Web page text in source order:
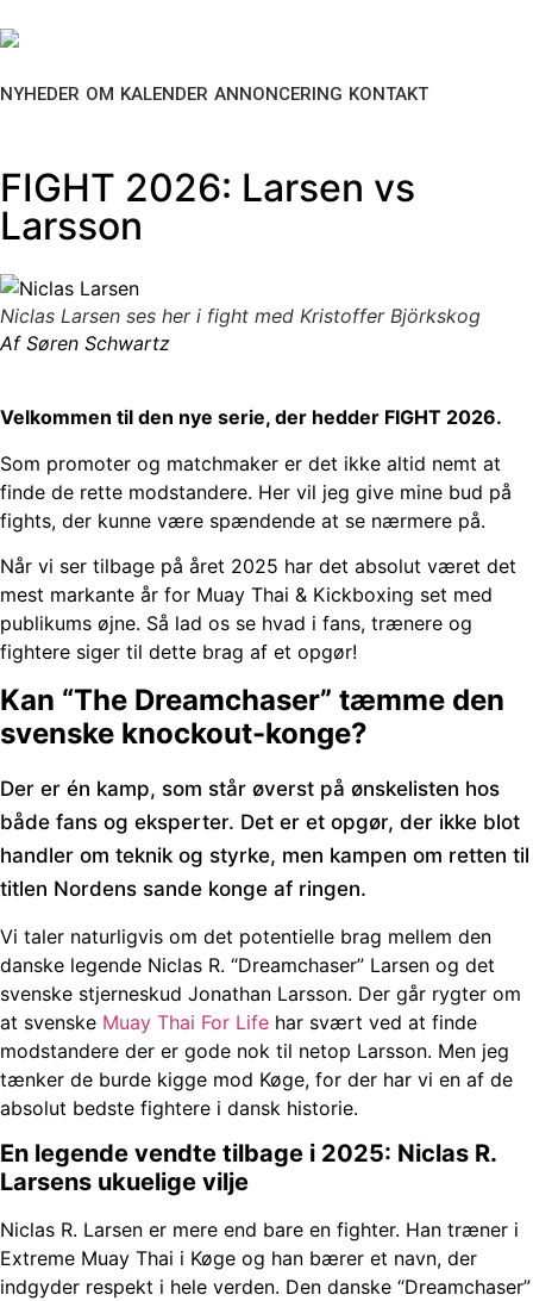
NYHEDER OM KALENDER ANNONCERING KONTAKT
FIGHT 2026: Larsen vs
Larsson
Niclas Larsen ses her i fight med Kristoffer Björkskog
Af Søren Schwartz
Velkommen til den nye serie, der hedder FIGHT 2026.
Som promoter og matchmaker er det ikke altid nemt at
finde de rette modstandere. Her vil jeg give mine bud på
fights, der kunne være spændende at se nærmere på.
Når vi ser tilbage på året 2025 har det absolut været det
mest markante år for Muay Thai & Kickboxing set med
publikums øjne. Så lad os se hvad i fans, trænere og
fightere siger til dette brag af et opgør!
Kan “The Dreamchaser” tæmme den
svenske knockout-konge?
Der er én kamp, som står øverst på ønskelisten hos
både fans og eksperter. Det er et opgør, der ikke blot
handler om teknik og styrke, men kampen om retten til
titlen Nordens sande konge af ringen.
Vi taler naturligvis om det potentielle brag mellem den
danske legende Niclas R. “Dreamchaser” Larsen og det
svenske stjerneskud Jonathan Larsson. Der går rygter om
at svenske Muay Thai For Life har svært ved at finde
modstandere der er gode nok til netop Larsson. Men jeg
tænker de burde kigge mod Køge, for der har vi en af de
absolut bedste fightere i dansk historie.
En legende vendte tilbage i 2025: Niclas R.
Larsens ukuelige vilje
Niclas R. Larsen er mere end bare en fighter. Han træner i
Extreme Muay Thai i Køge og han bærer et navn, der
indgyder respekt i hele verden. Den danske “Dreamchaser”